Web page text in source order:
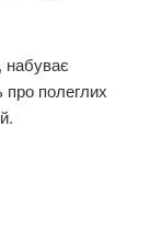
набуває
про полеглих